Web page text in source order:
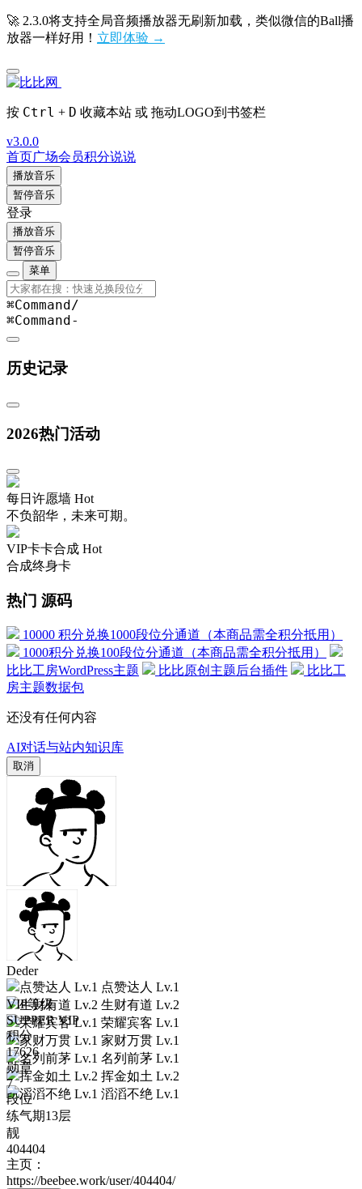
🚀 2.3.0将支持全局音频播放器无刷新加载，类似微信的Ball播
放器一样好用！ 立即体验 →
按 Ctrl + D 收藏本站 或 拖动LOGO到书签栏
v3.0.0
首页广场会员积分说说
播放音乐
暂停音乐
登录
播放音乐
暂停音乐
菜单
⌘Command/
⌘Command-
历史记录
2026热门活动
每日许愿墙 Hot
不负韶华，未来可期。
VIP卡卡合成 Hot
合成终身卡
热门 源码
10000 积分兑换1000段位分通道（本商品需全积分抵用）
1000积分兑换100段位分通道（本商品需全积分抵用）
比比工房WordPress主题
比比原创主题后台插件
比比工
房主题数据包
还没有任何内容
AI对话与站内知识库
取消
Deder
点赞达人 Lv.1
生财有道 Lv.2
荣耀宾客 Lv.1
家财万贯 Lv.1
名列前茅 Lv.1
挥金如土 Lv.2
滔滔不绝 Lv.1
VIP等级
SUPPER VIP
积分
17626
勋章
7
段位
练气期13层
靓
404404
主页：
https://beebee.work/user/404404/